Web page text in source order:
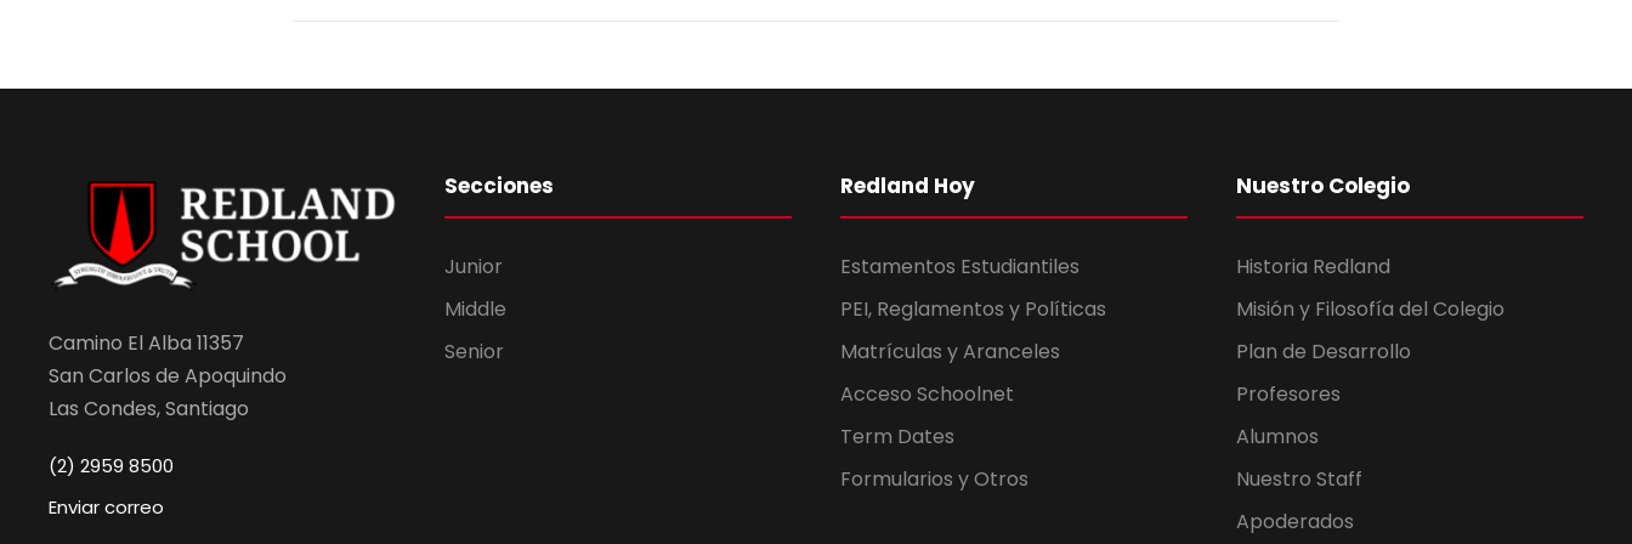
Camino El Alba 11357
San Carlos de Apoquindo
Las Condes, Santiago
(2) 2959 8500
Enviar correo
Secciones
Junior
Middle
Senior
Redland Hoy
Estamentos Estudiantiles
PEI, Reglamentos y Políticas
Matrículas y Aranceles
Acceso Schoolnet
Term Dates
Formularios y Otros
Nuestro Colegio
Historia Redland
Misión y Filosofía del Colegio
Plan de Desarrollo
Profesores
Alumnos
Nuestro Staff
Apoderados